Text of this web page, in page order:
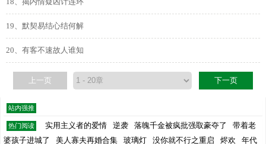
18、揭内情疑凶计连环
19、默契易结心结何解
20、有客不速故人谁知
上一页 下一页
站内强推
热门阅读 实用主义者的爱情 逆袭 落魄千金被疯批强取豪夺了
带着老
婆孩子进城了
美人寡夫再婚合集 玻璃灯 没你就不行之重启 烬欢 年代